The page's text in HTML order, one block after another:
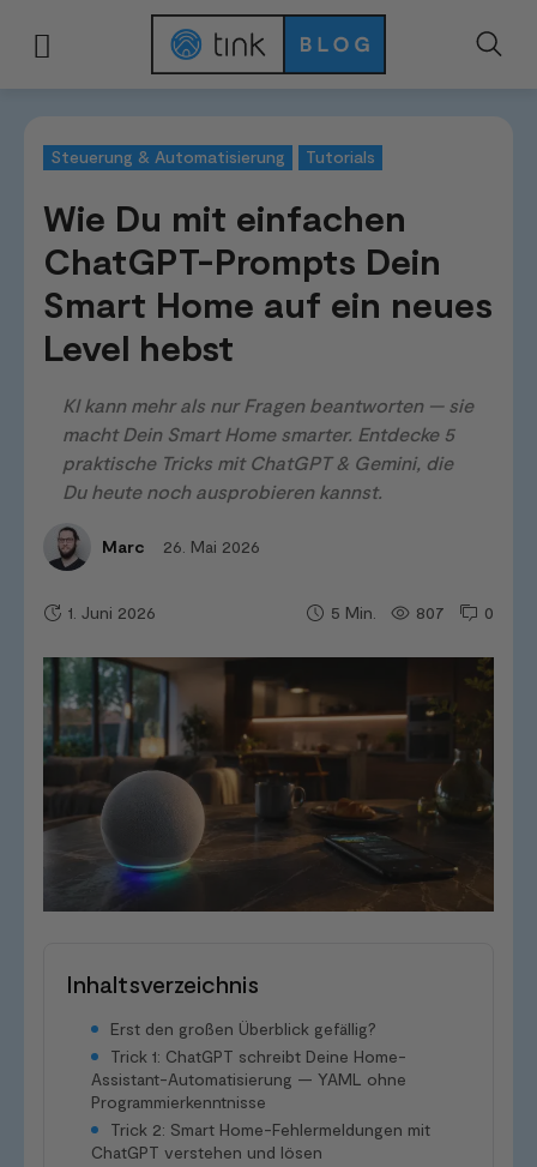
Steuerung & Automatisierung Tutorials
Wie Du mit einfachen
ChatGPT-Prompts Dein
Smart Home auf ein neues
Level hebst
KI kann mehr als nur Fragen beantworten — sie
macht Dein Smart Home smarter. Entdecke 5
praktische Tricks mit ChatGPT & Gemini, die
Du heute noch ausprobieren kannst.
Marc 26. Mai 2026
0
807
5 Min.
1. Juni 2026
Inhaltsverzeichnis
Erst den großen Überblick gefällig?
Trick 1: ChatGPT schreibt Deine Home-
Assistant-Automatisierung — YAML ohne
Programmierkenntnisse
Trick 2: Smart Home-Fehlermeldungen mit
ChatGPT verstehen und lösen